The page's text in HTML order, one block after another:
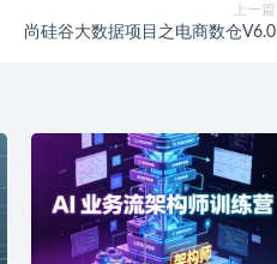
上一篇
尚硅谷大数据项目之电商数仓V6.0